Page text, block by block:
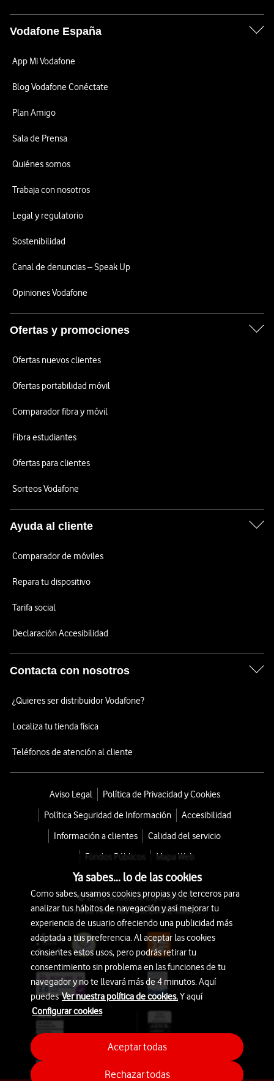
Vodafone España
App Mi Vodafone
Blog Vodafone Conéctate
Plan Amigo
Sala de Prensa
Quiénes somos
Trabaja con nosotros
Legal y regulatorio
Sostenibilidad
Canal de denuncias – Speak Up
Opiniones Vodafone
Ofertas y promociones
Ofertas nuevos clientes
Ofertas portabilidad móvil
Comparador fibra y móvil
Fibra estudiantes
Ofertas para clientes
Sorteos Vodafone
Ayuda al cliente
Comparador de móviles
Repara tu dispositivo
Tarifa social
Declaración Accesibilidad
Contacta con nosotros
¿Quieres ser distribuidor Vodafone?
Localiza tu tienda física
Teléfonos de atención al cliente
Aviso Legal
Política de Privacidad y Cookies
Política Seguridad de Información
Accesibilidad
Información a clientes
Calidad del servicio
Fondos Públicos
Mapa Web
© 2026 Vodafone España S.A.U.
Avda. América 115, 28042 Madrid
Ya sabes... lo de las cookies
Como sabes, usamos cookies propias y de terceros para
analizar tus hábitos de navegación y así mejorar tu
experiencia de usuario ofreciendo una publicidad más
adaptada a tus preferencia. Al aceptar las cookies
consientes estos usos, pero podrás retirar tu
consentimiento sin problema en las funciones de tu
navegador y no te llevará más de 4 minutos. Aquí
puedesVer nuestra política de cookies.Y aquí
Configurar cookies
Rechazar todas
Aceptar todas